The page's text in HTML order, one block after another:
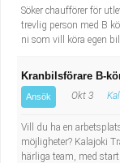
Söker chaufförer för
trevlig person med B
ni som vill köra egen
Kranbilsförare B-
Ansök Okt 3
Vill du ha en
möjligheter? Kalajoki
härliga team, med